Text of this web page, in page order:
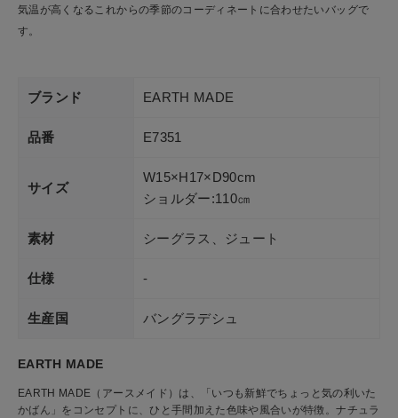
気温が高くなるこれからの季節のコーディネートに合わせたいバッグで
す。
ブランド EARTH MADE
品番 E7351
サイズ
W15×H17×D90cm
ショルダー:110㎝
素材 シーグラス、ジュート
仕様 -
生産国 バングラデシュ
EARTH MADE
EARTH MADE（アースメイド）は、「いつも新鮮でちょっと気の利いた
かばん」をコンセプトに、ひと手間加えた色味や風合いが特徴。ナチュラ